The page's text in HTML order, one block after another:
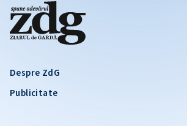
Despre ZdG
Publicitate